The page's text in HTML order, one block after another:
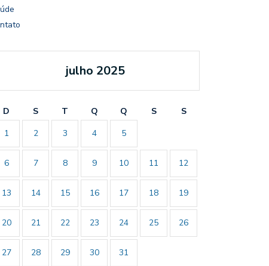
julho 2025
D S T Q Q S
S
1
2 3 4 5
6 7 8 9 10 11 12
13 14 15 16 17 18 19
20 21 22 23 24 25 26
27 28 29 30 31